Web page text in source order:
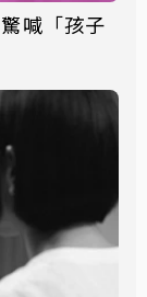
喊「孩子